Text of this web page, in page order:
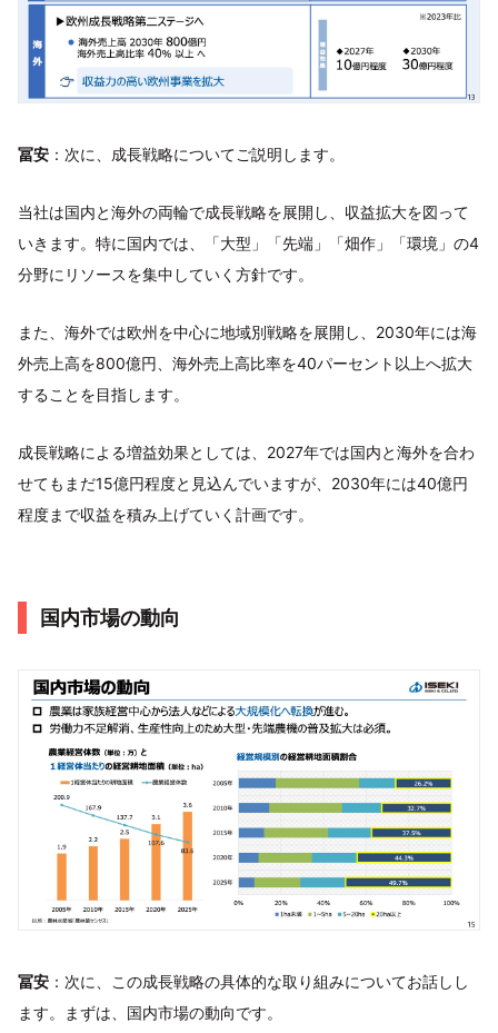
冨安 ：次に、成長戦略についてご説明します。
当社は国内と海外の両輪で成長戦略を展開し、収益拡大を図って
いきます。特に国内では、「大型」「先端」「畑作」「環境」の4
分野にリソースを集中していく方針です。
また、海外では欧州を中心に地域別戦略を展開し、2030年には海
外売上高を800億円、海外売上高比率を40パーセント以上へ拡大
することを目指します。
成長戦略による増益効果としては、2027年では国内と海外を合わ
せてもまだ15億円程度と見込んでいますが、2030年には40億円
程度まで収益を積み上げていく計画です。
国内市場の動向
冨安 ：次に、この成長戦略の具体的な取り組みについてお話しし
ます。まずは、国内市場の動向です。